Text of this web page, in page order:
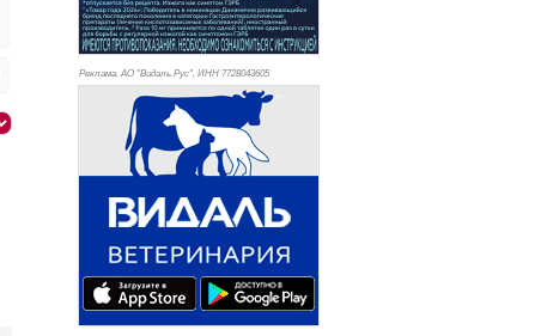
Реклама. АО "Видаль Рус", ИНН 7728043605